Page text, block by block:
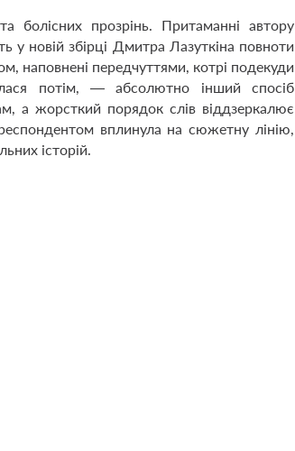
болісних прозрінь. Притаманні автору
у новій збірці Дмитра Лазуткіна повноти
наповнені передчуттями, котрі подекуди
потім, — абсолютно інший спосіб
а жорсткий порядок слів віддзеркалює
вплинула на сюжетну лінію,
історій.